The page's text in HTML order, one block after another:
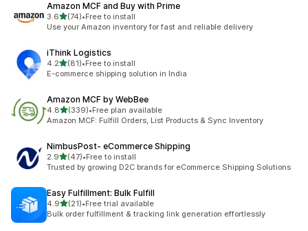
Amazon MCF and Buy with Prime
3.6เต็ม 5 ดาว
(74)
ทั้งหมด 74 รีวิว
•Free to install
Use your Amazon inventory for fast and reliable delivery
iThink Logistics
4.2เต็ม 5 ดาว
(81)
ทั้งหมด 81 รีวิว
•Free to install
E-commerce shipping solution in India
Amazon MCF by WebBee
4.8เต็ม 5 ดาว
(339)
ทั้งหมด 339 รีวิว
•Free plan available
Amazon MCF: Fulfill Orders, List Products & Sync Inventory
NimbusPost‑ eCommerce Shipping
2.9เต็ม 5 ดาว
(47)
ทั้งหมด 47 รีวิว
•Free to install
Trusted by growing D2C brands for eCommerce Shipping Solutions
Easy Fulfillment: Bulk Fulfill
4.9เต็ม 5 ดาว
(21)
ทั้งหมด 21 รีวิว
•Free trial available
Bulk order fulfillment & tracking link generation effortlessly